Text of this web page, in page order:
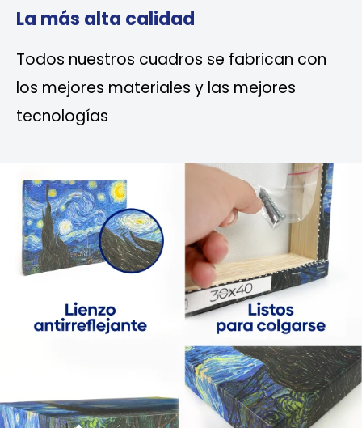
La más alta calidad
Todos nuestros cuadros se fabrican con
los mejores materiales y las mejores
tecnologías